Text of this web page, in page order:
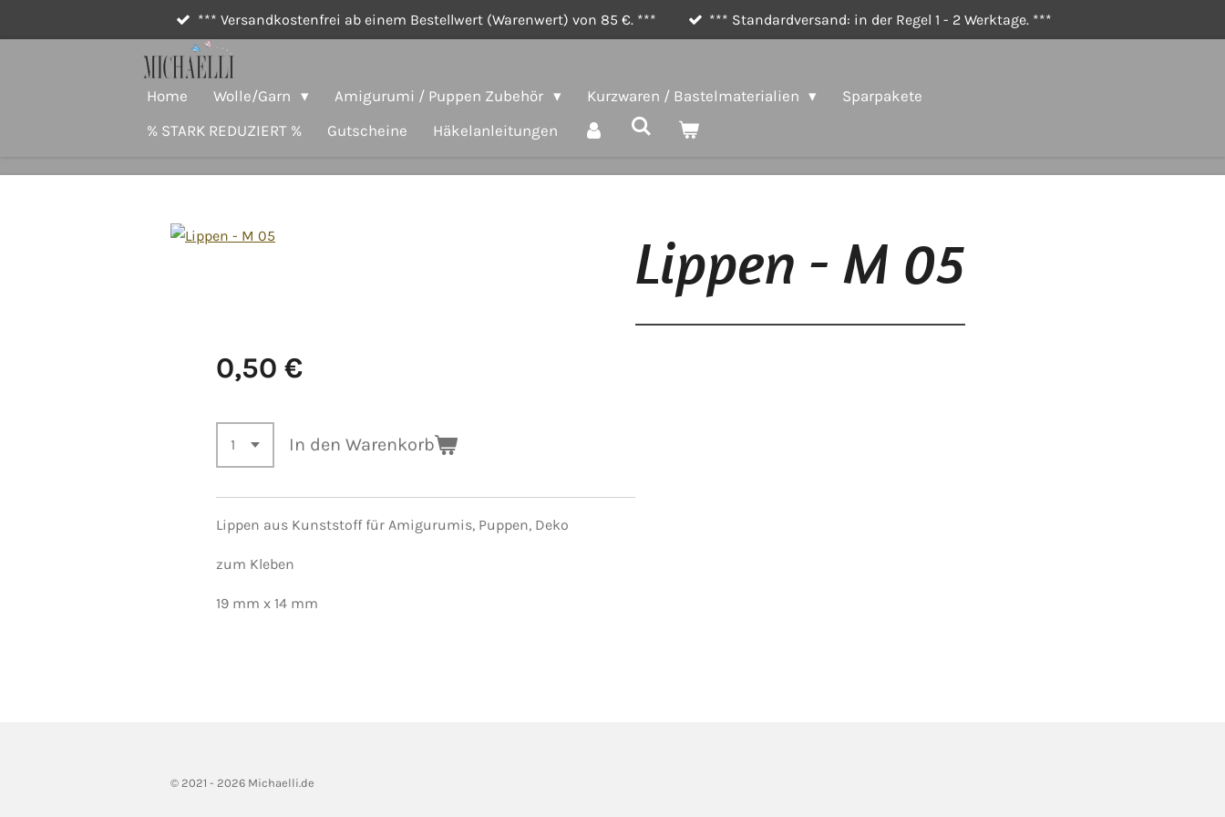
*** Versandkostenfrei ab einem Bestellwert (Warenwert) von 85 €. *** *** Standardversand: in der Regel 1 - 2 Werktage. ***
Home Wolle/Garn Amigurumi / Puppen Zubehör Kurzwaren / Bastelmaterialien
Sparpakete
% STARK REDUZIERT %
Gutscheine Häkelanleitungen
Lippen - M 05
0,50 €
In den Warenkorb
Lippen aus Kunststoff für Amigurumis, Puppen, Deko
zum Kleben
19 mm x 14 mm
© 2021 - 2026 Michaelli.de